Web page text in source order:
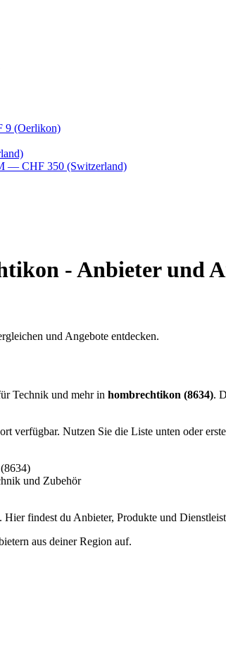
9 (Oerlikon)
— CHF 350 (Switzerland)
- Anbieter und
und Angebote entdecken.
Technik und mehr in hombrechtikon (8634).
verfügbar. Nutzen Sie die Liste unten oder
und Zubehör
findest du Anbieter, Produkte und
aus deiner Region auf.